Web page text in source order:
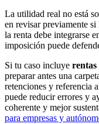
La utilidad real no está
en revisar previamente
la renta debe integrarse
imposición puede
Si tu caso incluye
preparar antes una
retenciones y referencia
puede reducir errores y
coherente y mejor
para empresas y